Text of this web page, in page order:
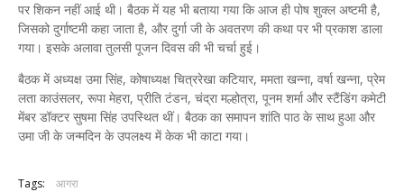
पर शिकन नहीं आई थी। बैठक में यह भी बताया गया कि आज ही पोष शुक्ल अष्टमी है,
जिसको दुर्गाष्टमी कहा जाता है, और दुर्गा जी के अवतरण की कथा पर भी प्रकाश डाला
गया। इसके अलावा तुलसी पूजन दिवस की भी चर्चा हुई।
बैठक में अध्यक्ष उमा सिंह, कोषाध्यक्ष चित्ररेखा कटियार, ममता खन्ना, वर्षा खन्ना, प्रेम
लता काउंसलर, रूपा मेहरा, प्रीति टंडन, चंद्रा मल्होत्रा, पूनम शर्मा और स्टैंडिंग कमेटी
मेंबर डॉक्टर सुषमा सिंह उपस्थित थीं। बैठक का समापन शांति पाठ के साथ हुआ और
उमा जी के जन्मदिन के उपलक्ष्य में केक भी काटा गया।
Tags: आगरा